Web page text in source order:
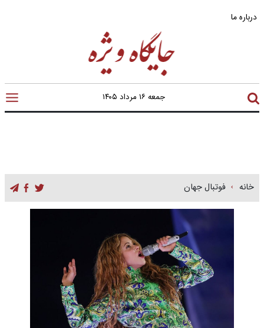
درباره ما
جمعه ۱۶ مرداد ۱۴۰۵
خانه فوتبال جهان